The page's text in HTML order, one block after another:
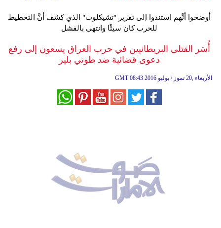
وموسيقى
أزياء
أوضحوا أنَّهم استندوا إلى تقرير "تشيكلوت" الذي كشف أنَّ التخطيط
للحرب كان سيئًا وانتهى بالفشل
أُسَر القتلى البريطانيين في حرب العراق يسعون إلى رفع
دعوى قضائية ضد طوني بلير
GMT 08:43 2016 الأربعاء ,20 تموز / يوليو